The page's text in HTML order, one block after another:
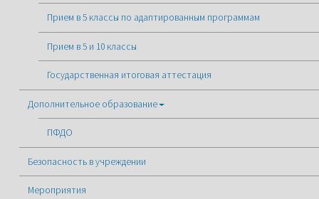
Прием в 5 классы по адаптированным программам
Прием в 5 и 10 классы
Государственная итоговая аттестация
Дополнительное образование
ПФДО
Безопасность в учреждении
Мероприятия